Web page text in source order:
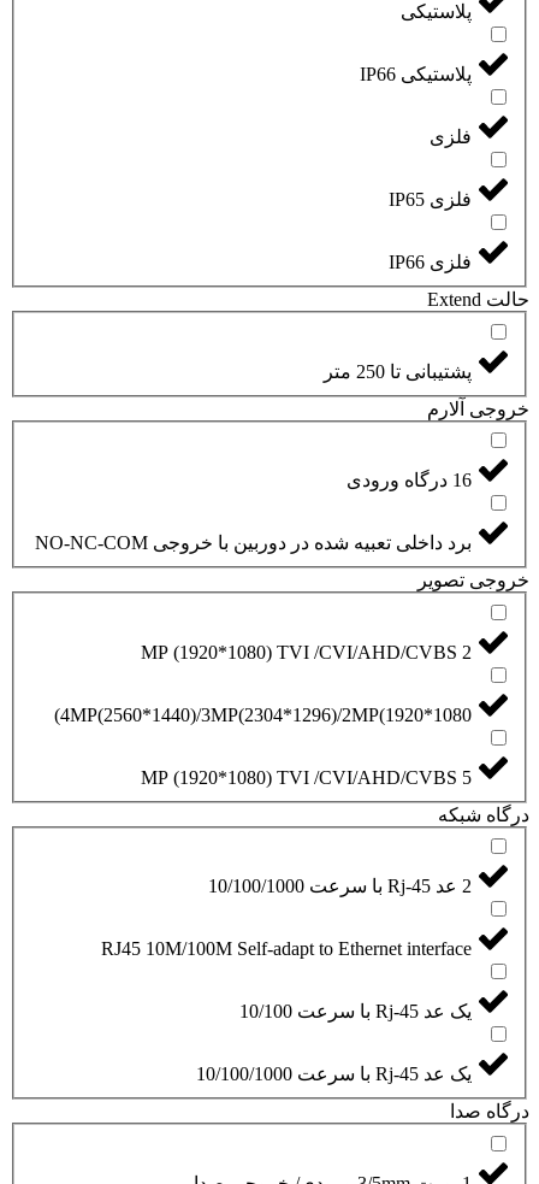
پلاستیکی
پلاستیکی IP66
فلزی
فلزی IP65
فلزی IP66
حالت Extend
پشتیبانی تا 250 متر
خروجی آلارم
16 درگاه ورودی
برد داخلی تعبیه شده در دوربین با خروجی NO-NC-COM
خروجی تصویر
2 MP (1920*1080) TVI /CVI/AHD/CVBS
4MP(2560*1440)/3MP(2304*1296)/2MP(1920*1080)
5 MP (1920*1080) TVI /CVI/AHD/CVBS
درگاه شبکه
2 عد Rj-45 با سرعت 10/100/1000
RJ45 10M/100M Self-adapt to Ethernet interface
یک عد Rj-45 با سرعت 10/100
یک عد Rj-45 با سرعت 10/100/1000
درگاه صدا